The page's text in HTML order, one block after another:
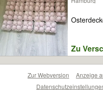
Zu
Zur Webversion Anzeige